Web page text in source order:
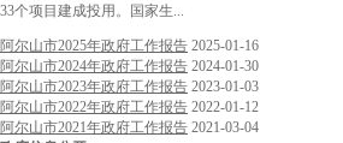
33个项目建成投用。国家生...
阿尔山市2025年政府工作报告 2025-01-16
阿尔山市2024年政府工作报告 2024-01-30
阿尔山市2023年政府工作报告 2023-01-03
阿尔山市2022年政府工作报告 2022-01-12
阿尔山市2021年政府工作报告 2021-03-04